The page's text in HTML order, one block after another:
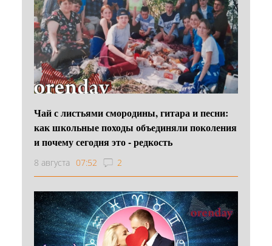
Чай с листьями смородины, гитара и песни:
как школьные походы объединяли поколения
и почему сегодня это - редкость
8 августа 07:52 2